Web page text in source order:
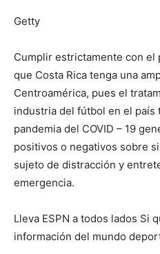
Getty
Cumplir estrictamente con el
que Costa Rica tenga una
Centroamérica, pues el
industria del fútbol en el país
pandemia del COVID – 19
positivos o negativos sobre
sujeto de distracción y
emergencia.
Lleva ESPN a todos lados Si
información del mundo